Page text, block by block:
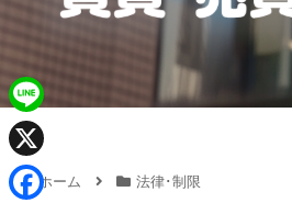
ホーム 法律･制限
L
X